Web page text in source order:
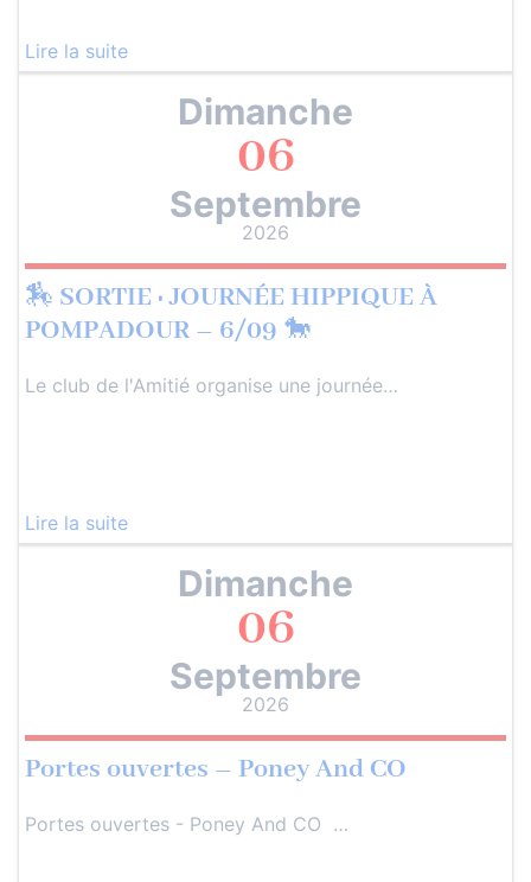
Lire la suite
Dimanche
06
Septembre
2026
🏇 SORTIE : JOURNÉE HIPPIQUE À
POMPADOUR – 6/09 🐎
Le club de l'Amitié organise une journée…
Lire la suite
Dimanche
06
Septembre
2026
Portes ouvertes – Poney And CO
Portes ouvertes - Poney And CO …